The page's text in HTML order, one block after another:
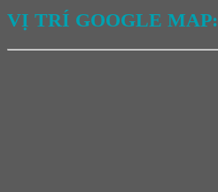
VỊ TRÍ GOOGLE MAP: